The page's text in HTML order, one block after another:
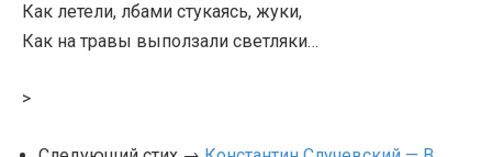
Как летели, лбами стукаясь, жуки,
Как на травы выползали светляки…
>